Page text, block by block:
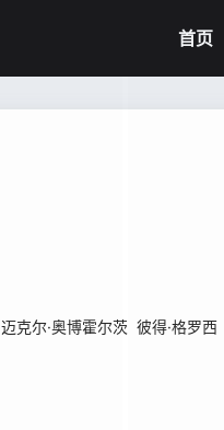
首页
迈克尔·奥博霍尔茨 彼得·格罗西